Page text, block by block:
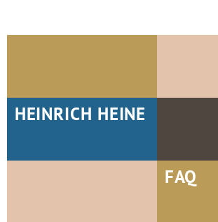
HEINRICH HEINE
FAQ